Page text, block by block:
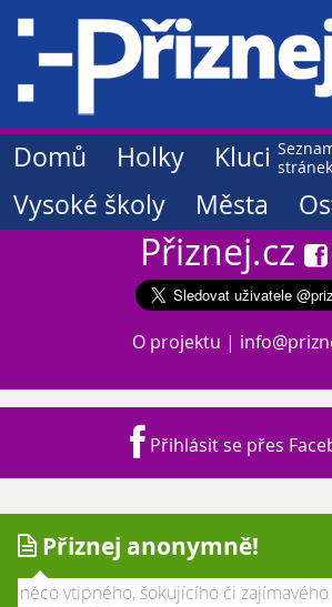
Domů Holky
Kluci
Vysoké školy
Města
Přiznej.cz
O projektu |
Přihlásit se přes
Přiznej anonymně!